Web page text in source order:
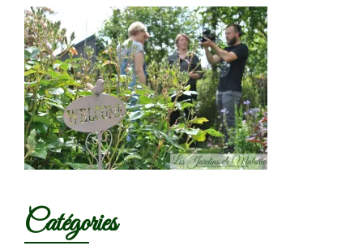
Catégories